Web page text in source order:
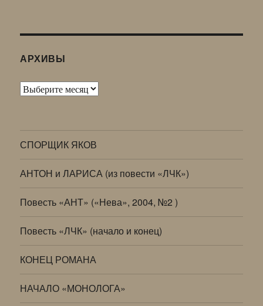
АРХИВЫ
Архивы
СПОРЩИК ЯКОВ
АНТОН и ЛАРИСА (из повести «ЛЧК»)
Повесть «АНТ» («Нева», 2004, №2 )
Повесть «ЛЧК» (начало и конец)
КОНЕЦ РОМАНА
НАЧАЛО «МОНОЛОГА»